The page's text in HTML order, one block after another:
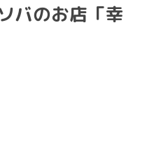
バのお店「幸